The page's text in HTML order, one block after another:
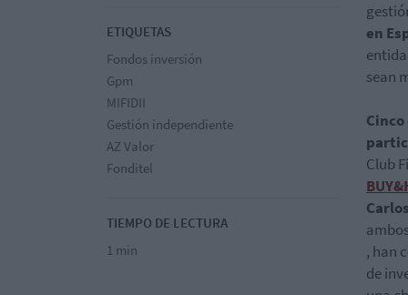
ETIQUETAS
Fondos inversión
Gpm
MIFIDII
Gestión independiente
AZ Valor
Fonditel
TIEMPO DE LECTURA
1 min
en
sean
Club
, han
de